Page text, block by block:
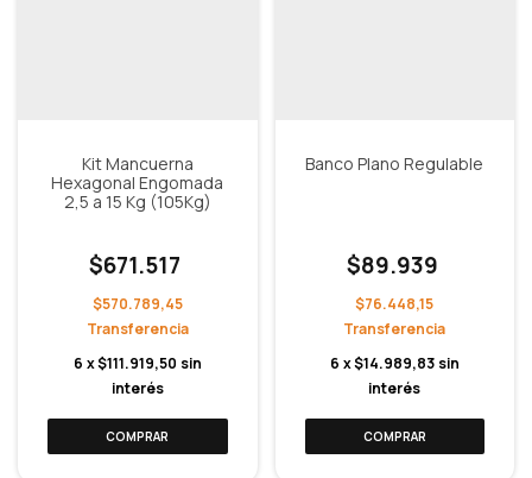
Kit Mancuerna
Hexagonal Engomada
2,5 a 15 Kg (105Kg)
$671.517
$570.789,45
6 x$111.919,50 sin
interés
Banco Plano Regulable
$89.939
$76.448,15
6 x$14.989,83 sin
interés